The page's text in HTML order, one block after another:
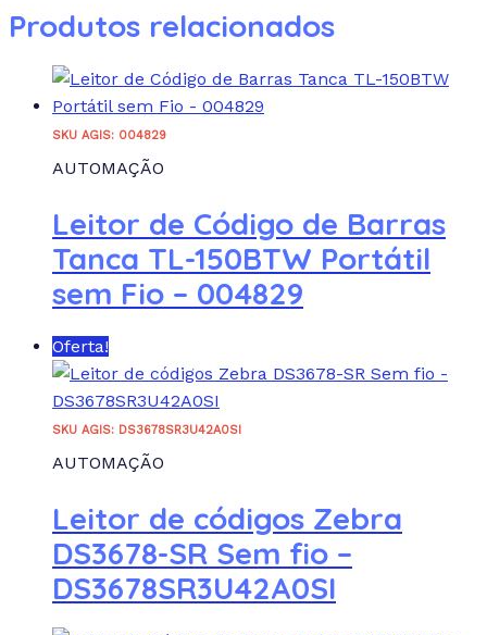
Produtos relacionados
SKU AGIS: 004829
AUTOMAÇÃO
Leitor de Código de Barras
Tanca TL-150BTW Portátil
sem Fio – 004829
Oferta!
SKU AGIS: DS3678SR3U42A0SI
AUTOMAÇÃO
Leitor de códigos Zebra
DS3678-SR Sem fio –
DS3678SR3U42A0SI